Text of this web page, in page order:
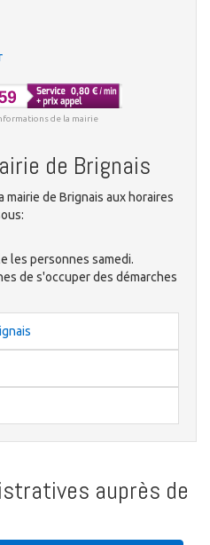
de la mairie
de Brignais
de Brignais aux horaires
les personnes samedi.
de s'occuper des démarches
auprès de